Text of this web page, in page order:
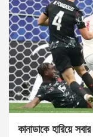
কানাডাকে হারিয়ে